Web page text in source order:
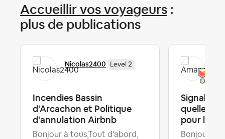
Accueillir vos voyageurs :
plus de publications
Nicolas2400 Level 2
Incendies Bassin
d'Arcachon et Politique
d'annulation Airbnb
Bonjour à tous,Tout d'abord,
Signaler
quelles
pour
Bonjour à